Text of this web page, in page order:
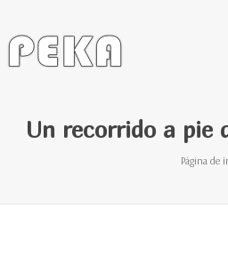
Un recorrido a pie
Página de